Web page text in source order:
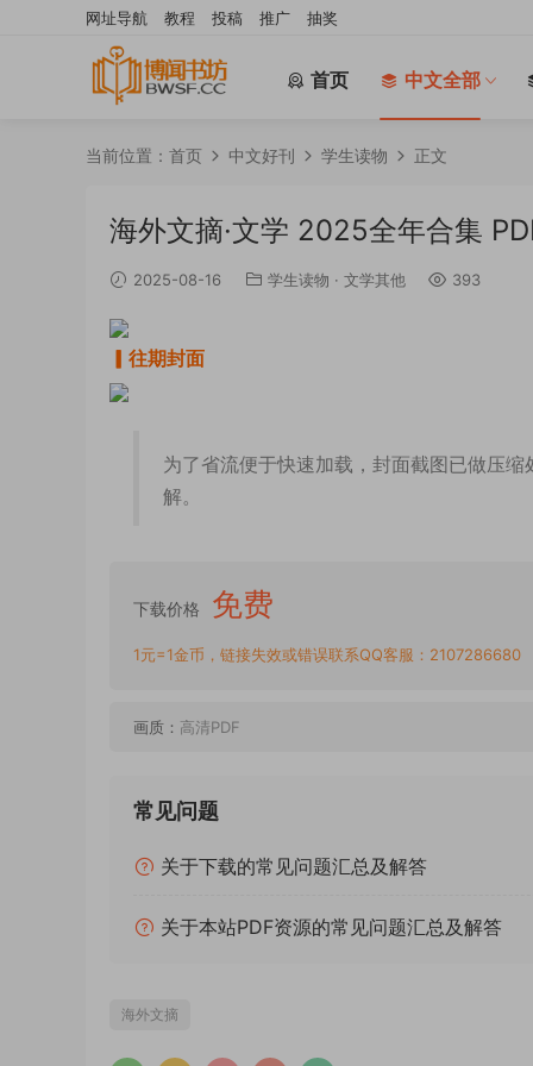
首页 中文全部
网址导航 教程 投稿 推广 抽奖
当前位置： 首页 中文好刊 学生读物 正文
海外文摘·文学 2025全年合集
2025-08-16 学生读物 · 文学其他 393
▎往期封面
为了省流便于快速加载，封面截图已做压
解。
下载价格 免费
1元=1金币，链接失效或错误联系QQ客服：2107286680
画质： 高清PDF
常见问题
关于下载的常见问题汇总及解答
关于本站PDF资源的常见问题汇总及解答
海外文摘